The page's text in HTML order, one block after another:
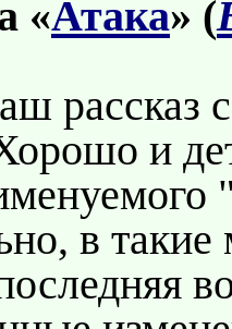
«Атака» (
рассказ
и
в